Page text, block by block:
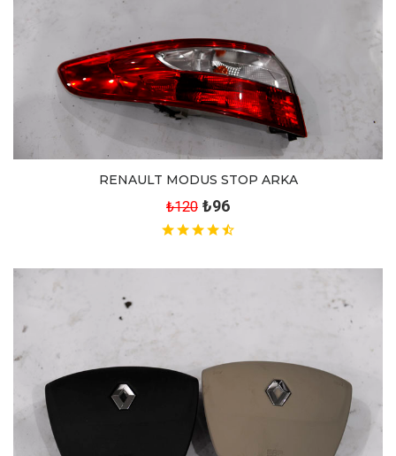
RENAULT MODUS STOP ARKA
₺120 ₺96